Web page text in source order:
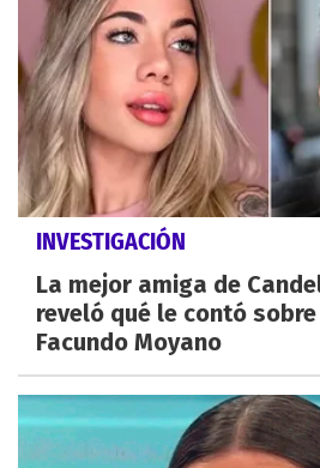
INVESTIGACIÓN
La mejor amiga de
reveló qué le contó
Facundo Moyano